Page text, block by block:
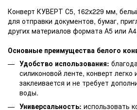
Конверт КУВЕРТ С5, 162х229 мм,
для отправки документов, бумаг,
других материалов формата А5 или
Основные преимущества белого
Удобство использования:
силиконовой ленте, конверт легко
заклеивается и не требует
воды.
Универсальность: использовать